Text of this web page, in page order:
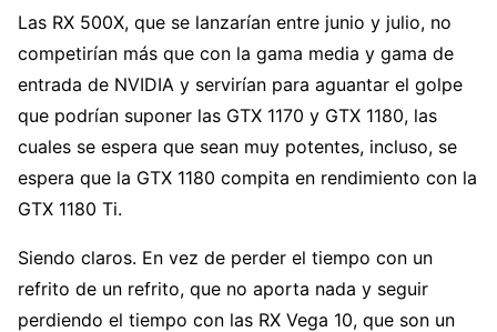
Las RX 500X, que se lanzarían entre junio y julio, no
competirían más que con la gama media y gama de
entrada de NVIDIA y servirían para aguantar el golpe
que podrían suponer las GTX 1170 y GTX 1180, las
cuales se espera que sean muy potentes, incluso, se
espera que la GTX 1180 compita en rendimiento con la
GTX 1180 Ti.
Siendo claros. En vez de perder el tiempo con un
refrito de un refrito, que no aporta nada y seguir
perdiendo el tiempo con las RX Vega 10, que son un